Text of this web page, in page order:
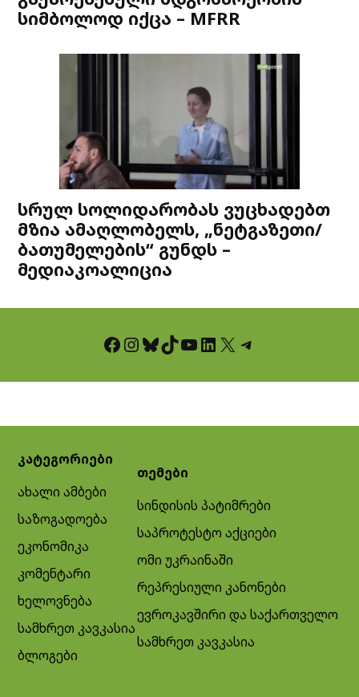
სიმბოლოდ იქცა – MFRR
სრულ სოლიდარობას ვუცხადებთ
მზია ამაღლობელს, „ნეტგაზეთი/
ბათუმელების“ გუნდს –
მედიაკოალიცია
Facebook InstagramBluesky TikTok YouTube LinkedIn X Telegram
კატეგორიები
ახალი ამბები
საზოგადოება
ეკონომიკა
კომენტარი
ხელოვნება
სამხრეთ კავკასია
ბლოგები
თემები
სინდისის პატიმრები
საპროტესტო აქციები
ომი უკრაინაში
რეპრესიული კანონები
ევროკავშირი და საქართველო
სამხრეთ კავკასია